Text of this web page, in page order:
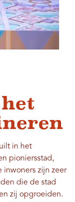
in het
pioniersstad,
inwoners zijn zeer
die de stad
zij opgroeiden.